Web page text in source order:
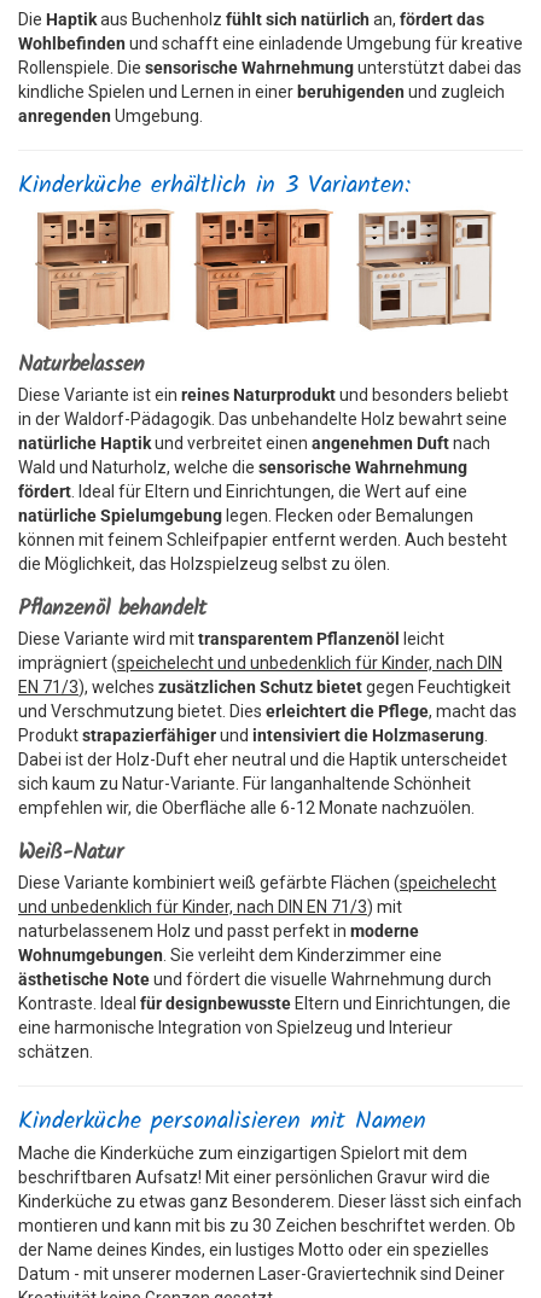
Die Haptikaus Buchenholz fühlt sich natürlich an, fördert das
Wohlbefinden und schafft eine einladende Umgebung für kreative
Rollenspiele. Die sensorische Wahrnehmungunterstützt dabei das
kindliche Spielen und Lernen in einer beruhigenden und zugleich
anregenden Umgebung.
Kinderküche erhältlich in 3 Varianten:
Naturbelassen
Diese Variante ist ein reines Naturproduktund besonders beliebt
in der Waldorf-Pädagogik. Das unbehandelte Holz bewahrt seine
natürliche Haptikund verbreitet einen angenehmen Duftnach
Wald und Naturholz, welche die sensorische Wahrnehmung
fördert . Ideal für Eltern und Einrichtungen, die Wert auf eine
natürliche Spielumgebunglegen. Flecken oder Bemalungen
können mit feinem Schleifpapier entfernt werden. Auch besteht
die Möglichkeit, das Holzspielzeug selbst zu ölen.
Pflanzenöl behandelt
Diese Variante wird mittransparentem Pflanzenöl leicht
imprägniert (speichelecht und unbedenklich für Kinder, nach DIN
EN 71/3), welches zusätzlichen Schutz bietetgegen Feuchtigkeit
und Verschmutzung bietet. Dies erleichtert die Pflege, macht das
Produktstrapazierfähigerund intensiviert die Holzmaserung
Dabei ist der Holz-Duft eher neutral und die Haptik unterscheidet
sich kaum zu Natur-Variante. Für langanhaltende Schönheit
empfehlen wir, die Oberfläche alle 6-12 Monate nachzuölen.
Weiß-Natur
Diese Variante kombiniert weiß gefärbte Flächen (speichelecht
und unbedenklich für Kinder, nach DIN EN 71/3) mit
naturbelassenem Holz und passt perfekt in moderne
Wohnumgebungen . Sie verleiht dem Kinderzimmer eine
ästhetische Noteund fördert die visuelle Wahrnehmung durch
Kontraste. Ideal für designbewussteEltern und Einrichtungen, die
eine harmonische Integration von Spielzeug und Interieur
schätzen.
Kinderküche personalisieren mit Namen
Mache die Kinderküche zum einzigartigen Spielort mit dem
beschriftbaren Aufsatz! Mit einer persönlichen Gravur wird die
Kinderküche zu etwas ganz Besonderem. Dieser lässt sich einfach
montieren und kann mit bis zu 30 Zeichen beschriftet werden. Ob
der Name deines Kindes, ein lustiges Motto oder ein spezielles
Datum - mit unserer modernen Laser-Graviertechnik sind Deiner